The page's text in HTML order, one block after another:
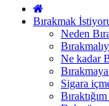
Bırakmak
Neden
Ne kadar
Bırakmaya
Sigara